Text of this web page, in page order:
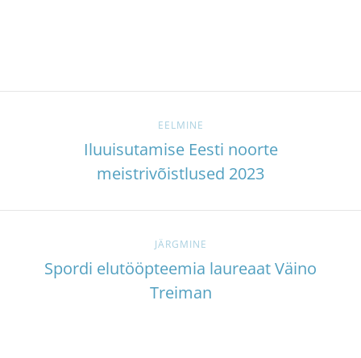
EELMINE
Iluuisutamise Eesti noorte
meistrivõistlused 2023
JÄRGMINE
Spordi elutööpteemia laureaat Väino
Treiman